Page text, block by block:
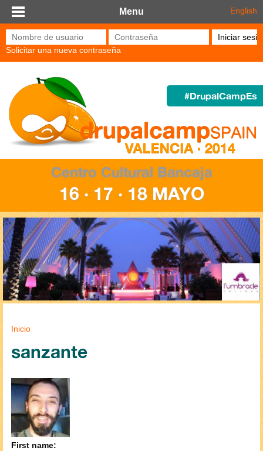
Pasar al contenido principal
Menu English
Nombre de usuario* Contraseña*
Solicitar una nueva contraseña
#DrupalCampEs
Centro Cultural Bancaja
16 · 17 · 18 MAYO
Se encuentra usted aquí
Inicio
sanzante
First name: